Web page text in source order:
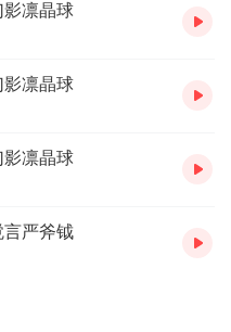
影凛晶球
影凛晶球
影凛晶球
言严斧钺